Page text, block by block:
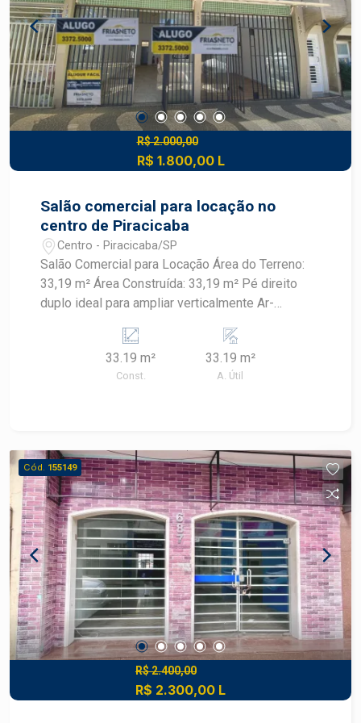
R$ 2.000,00
R$ 1.800,00 L
Salão comercial para locação no
centro de Piracicaba
Centro - Piracicaba/SP
Salão Comercial para Locação Área do Terreno:
33,19 m² Área Construída: 33,19 m² Pé direito
duplo ideal para ampliar verticalmente Ar-
Espaço versátil, ideal para escritórios,
consultórios, estúdios ou pequenos comércios.
33.19 m²
Const.
33.19 m²
A. Útil
Cód. 155149
R$ 2.400,00
R$ 2.300,00 L